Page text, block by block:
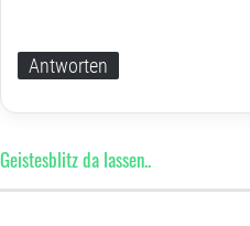
Antworten
Geistesblitz da lassen..